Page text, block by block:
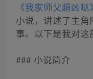
《我家师父超凶哒》
小说，讲述了主
事。以下是我对这
### 小说简介